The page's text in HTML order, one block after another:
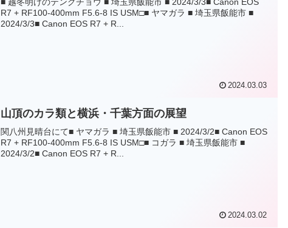
R7 + RF100-400mm F5.6-8 IS USM□■ ヤマガラ ■ 埼玉県飯能市 ■
2024/3/3■ Canon EOS R7 + R...
2024.03.03
山頂のカラ類と横浜・千葉方面の展望
関八州見晴台にて■ ヤマガラ ■ 埼玉県飯能市 ■ 2024/3/2■ Canon EOS
R7 + RF100-400mm F5.6-8 IS USM□■ コガラ ■ 埼玉県飯能市 ■
2024/3/2■ Canon EOS R7 + R...
2024.03.02